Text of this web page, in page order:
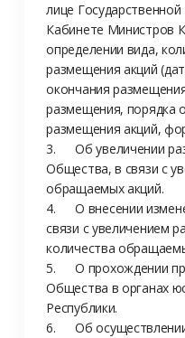
лице
Кабинете Министров
определении вида,
размещения акций
окончания
размещения, порядка
размещения акций,
3.	Об увеличении размера уставного капитала
Общества, в связи с
обращаемых акций.
4.	О внесении изменений в Устав Общества, в
связи с увеличением
количества
5.	О прохождении процедуры перерегистрации
Общества в органах
Республики.
6.	Об осуществлении Обществом необходимых